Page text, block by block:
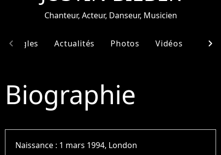
Chanteur, Acteur, Danseur, Musicien
Singles Actualités Photos Vidéos
chevron_left chevron_right
Biographie
Naissance : 1 mars 1994, London